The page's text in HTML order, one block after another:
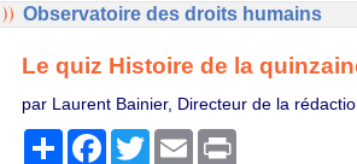
Observatoire des droits humains
Le quiz Histoire de la
par Laurent Bainier, Directeur de la
PartagerFacebook
TwitterEmail Print